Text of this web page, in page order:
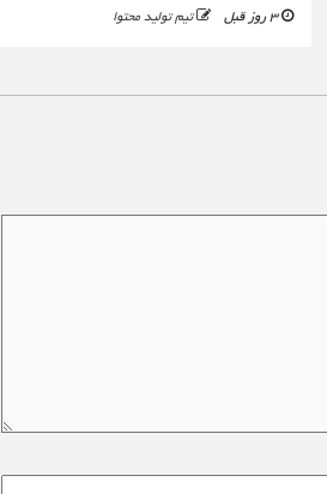
3 روز قبل تیم تولید محتوا